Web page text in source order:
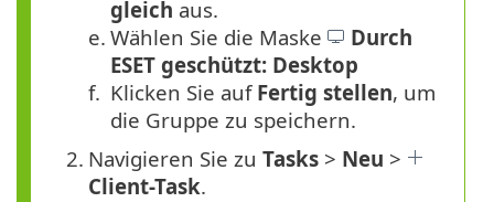
gleich aus.
e. Wählen Sie die Maske
Durch
ESET geschützt: Desktop
f. Klicken Sie auf Fertig stellen, um
die Gruppe zu speichern.
2. Navigieren Sie zu Tasks > Neu >
Client-Task.